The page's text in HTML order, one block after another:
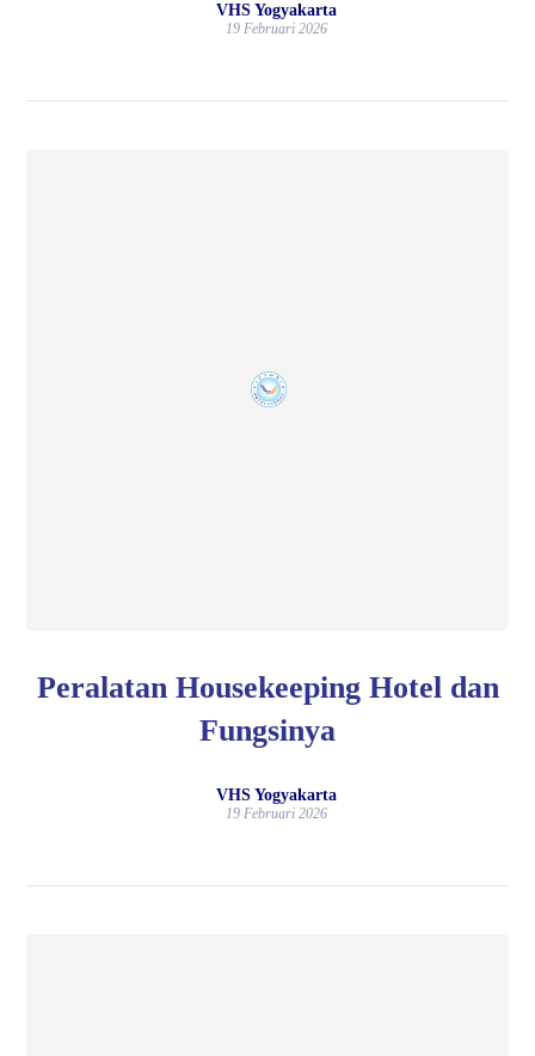
VHS Yogyakarta
19 Februari 2026
Peralatan Housekeeping Hotel dan
Fungsinya
VHS Yogyakarta
19 Februari 2026